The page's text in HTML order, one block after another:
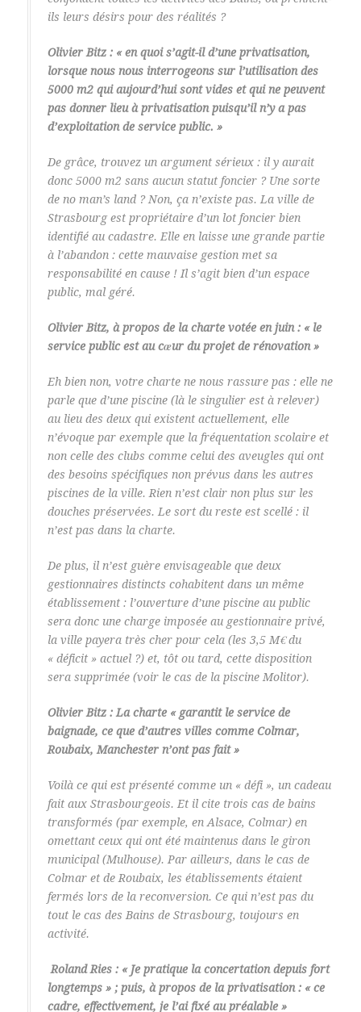
ils leurs désirs pour des réalités ?
Olivier Bitz : « en quoi s’agit-il d’une privatisation,
lorsque nous nous interrogeons sur l’utilisation des
5000 m2 qui aujourd’hui sont vides et qui ne peuvent
pas donner lieu à privatisation puisqu’il n’y a pas
d’exploitation de service public. »
De grâce, trouvez un argument sérieux : il y aurait
donc 5000 m2 sans aucun statut foncier ? Une sorte
de no man’s land ? Non, ça n’existe pas. La ville de
Strasbourg est propriétaire d’un lot foncier bien
identifié au cadastre. Elle en laisse une grande partie
à l’abandon : cette mauvaise gestion met sa
responsabilité en cause ! Il s’agit bien d’un espace
public, mal géré.
Olivier Bitz, à propos de la charte votée en juin : « le
service public est au cœur du projet de rénovation »
Eh bien non, votre charte ne nous rassure pas : elle ne
parle que d’une piscine (là le singulier est à relever)
au lieu des deux qui existent actuellement, elle
n’évoque par exemple que la fréquentation scolaire et
non celle des clubs comme celui des aveugles qui ont
des besoins spécifiques non prévus dans les autres
piscines de la ville. Rien n’est clair non plus sur les
douches préservées. Le sort du reste est scellé : il
n’est pas dans la charte.
De plus, il n’est guère envisageable que deux
gestionnaires distincts cohabitent dans un même
établissement : l’ouverture d’une piscine au public
sera donc une charge imposée au gestionnaire privé,
la ville payera très cher pour cela (les 3,5 M€ du
« déficit » actuel ?) et, tôt ou tard, cette disposition
sera supprimée (voir le cas de la piscine Molitor).
Olivier Bitz : La charte « garantit le service de
baignade, ce que d’autres villes comme Colmar,
Roubaix, Manchester n’ont pas fait »
Voilà ce qui est présenté comme un « défi », un cadeau
fait aux Strasbourgeois. Et il cite trois cas de bains
transformés (par exemple, en Alsace, Colmar) en
omettant ceux qui ont été maintenus dans le giron
municipal (Mulhouse). Par ailleurs, dans le cas de
Colmar et de Roubaix, les établissements étaient
fermés lors de la reconversion. Ce qui n’est pas du
tout le cas des Bains de Strasbourg, toujours en
activité.
Roland Ries : « Je pratique la concertation depuis fort
longtemps » ; puis, à propos de la privatisation : « ce
cadre, effectivement, je l’ai fixé au préalable »